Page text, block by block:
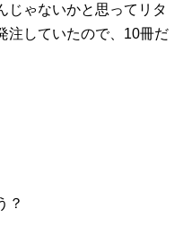
じゃないかと思ってリタ
注していたので、10冊だ
？